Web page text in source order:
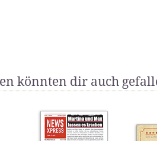
könnten dir auch